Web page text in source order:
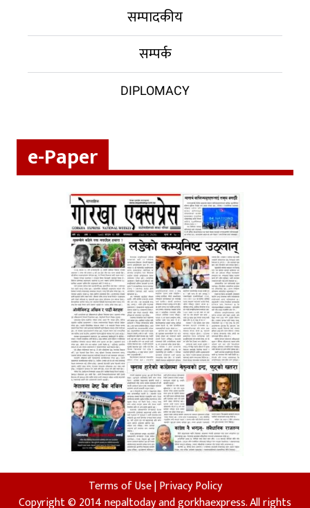
सम्पादकीय
सम्पर्क
DIPLOMACY
e-Paper
Terms of Use|Privacy Policy
Copyright © 2014 nepaltoday and gorkhaexpress. All rights